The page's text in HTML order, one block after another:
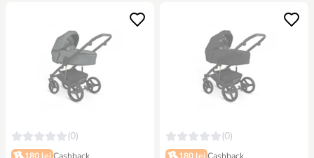
(0) (0)